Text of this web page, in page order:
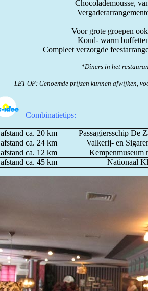
Chocolademousse,
Voor grote groepen
Koud- warm
Compleet verzorgde
*Diners in het
LET OP: Genoemde prijzen kunnen afwijken,
Combinatietips:
afstand ca. 20 km
Passagiersschip De
afstand ca. 24 km
Valkerij- en
afstand ca. 12 km
Kempenmuseum
afstand ca. 45 km
Nationaal